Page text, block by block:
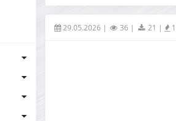
29.05.2026 | 36 | 21 |